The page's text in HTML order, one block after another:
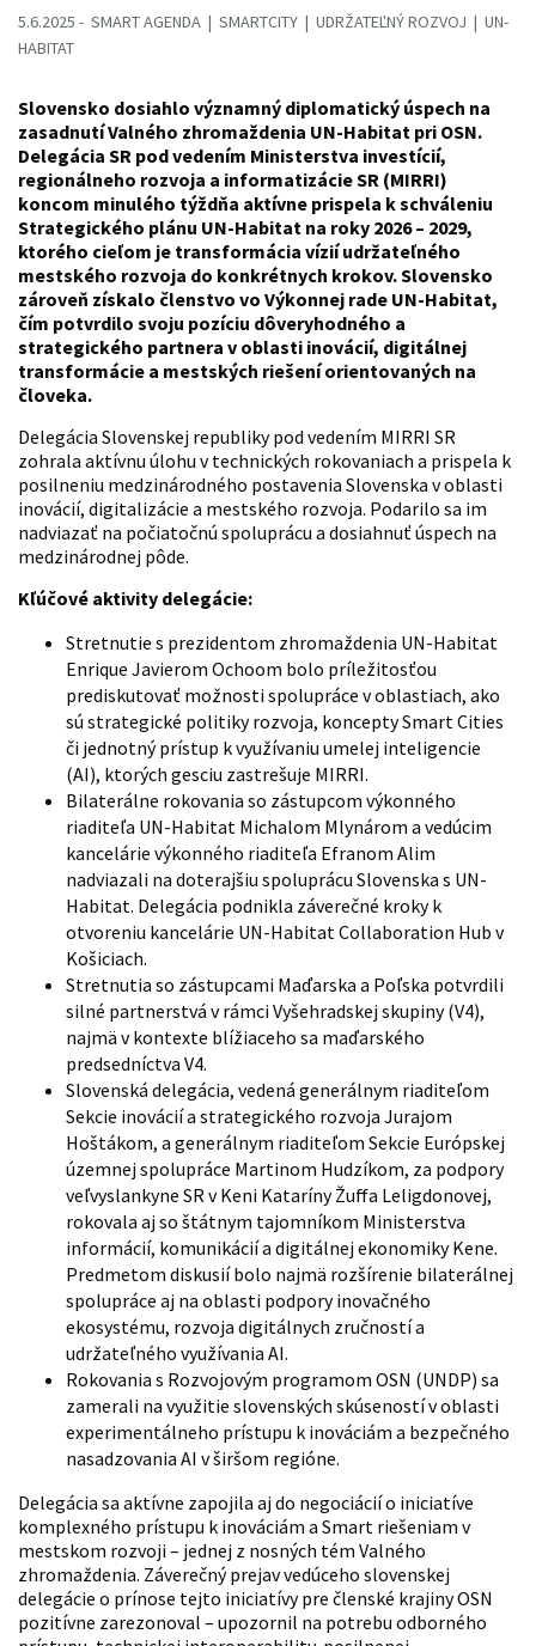
5.6.2025 SMART AGENDA SMARTCITY UDRŽATEĽNÝ ROZVOJ
UN-
HABITAT
Slovensko dosiahlo významný diplomatický úspech na
zasadnutí Valného zhromaždenia UN-Habitat pri OSN.
Delegácia SR pod vedením Ministerstva investícií,
regionálneho rozvoja a informatizácie SR (MIRRI)
koncom minulého týždňa aktívne prispela k schváleniu
Strategického plánu UN-Habitat na roky 2026 – 2029,
ktorého cieľom je transformácia vízií udržateľného
mestského rozvoja do konkrétnych krokov. Slovensko
zároveň získalo členstvo vo Výkonnej rade UN-Habitat,
čím potvrdilo svoju pozíciu dôveryhodného a
strategického partnera v oblasti inovácií, digitálnej
transformácie a mestských riešení orientovaných na
človeka.
Delegácia Slovenskej republiky pod vedením MIRRI SR
zohrala aktívnu úlohu v technických rokovaniach a prispela k
posilneniu medzinárodného postavenia Slovenska v oblasti
inovácií, digitalizácie a mestského rozvoja. Podarilo sa im
nadviazať na počiatočnú spoluprácu a dosiahnuť úspech na
medzinárodnej pôde.
Kľúčové aktivity delegácie:
Stretnutie s prezidentom zhromaždenia UN-Habitat
Enrique Javierom Ochoom bolo príležitosťou
prediskutovať možnosti spolupráce v oblastiach, ako
sú strategické politiky rozvoja, koncepty Smart Cities
či jednotný prístup k využívaniu umelej inteligencie
(AI), ktorých gesciu zastrešuje MIRRI.
Bilaterálne rokovania so zástupcom výkonného
riaditeľa UN-Habitat Michalom Mlynárom a vedúcim
kancelárie výkonného riaditeľa Efranom Alim
nadviazali na doterajšiu spoluprácu Slovenska s UN-
Habitat. Delegácia podnikla záverečné kroky k
otvoreniu kancelárie UN-Habitat Collaboration Hub v
Košiciach.
Stretnutia so zástupcami Maďarska a Poľska potvrdili
silné partnerstvá v rámci Vyšehradskej skupiny (V4),
najmä v kontexte blížiaceho sa maďarského
predsedníctva V4.
Slovenská delegácia, vedená generálnym riaditeľom
Sekcie inovácií a strategického rozvoja Jurajom
Hoštákom, a generálnym riaditeľom Sekcie Európskej
územnej spolupráce Martinom Hudzíkom, za podpory
veľvyslankyne SR v Keni Kataríny Žuffa Leligdonovej,
rokovala aj so štátnym tajomníkom Ministerstva
informácií, komunikácií a digitálnej ekonomiky Kene.
Predmetom diskusií bolo najmä rozšírenie bilaterálnej
spolupráce aj na oblasti podpory inovačného
ekosystému, rozvoja digitálnych zručností a
udržateľného využívania AI.
Rokovania s Rozvojovým programom OSN (UNDP) sa
zamerali na využitie slovenských skúseností v oblasti
experimentálneho prístupu k inováciám a bezpečného
nasadzovania AI v širšom regióne.
Delegácia sa aktívne zapojila aj do negociácií o iniciatíve
komplexného prístupu k inováciám a Smart riešeniam v
mestskom rozvoji – jednej z nosných tém Valného
zhromaždenia. Záverečný prejav vedúceho slovenskej
delegácie o prínose tejto iniciatívy pre členské krajiny OSN
pozitívne zarezonoval – upozornil na potrebu odborného